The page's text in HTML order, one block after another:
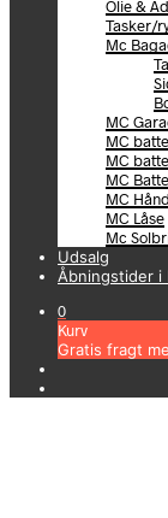
Olie &
Tasker/
Mc
MC
MC
MC
MC
MC
MC Låse
Mc
Udsalg
Åbningstider i
0
Kurv
Gratis fragt